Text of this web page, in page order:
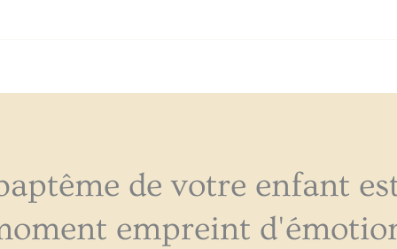
de votre enfant
empreint